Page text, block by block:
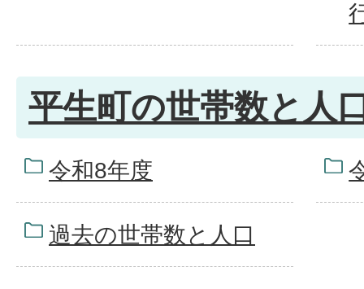
平生町の世帯数と人
令和8年度
過去の世帯数と人口